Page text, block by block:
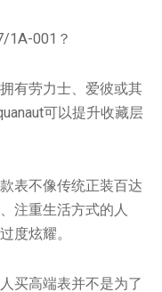
1A-001？
有劳力士、爱彼或其
可以提升收藏层
表不像传统正装百达
注重生活方式的人
度炫耀。
买高端表并不是为了